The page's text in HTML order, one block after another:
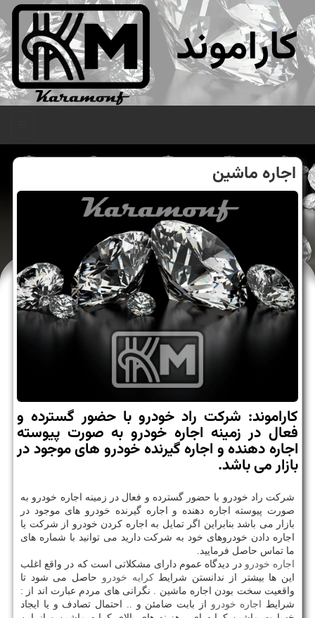
کاراموند
اجاره ماشین
كاراموند: شركت راد خودرو با حضور گسترده و
فعال در زمینه اجاره خودرو به صورت پیوسته
اجاره دهنده و اجاره گیرنده خودرو های موجود در
بازار می باشد.
شرکت راد خودرو با حضور گسترده و فعال در زمینه اجاره خودرو به
صورت پیوسته اجاره دهنده و اجاره گیرنده خودرو های موجود در
بازار می باشد بنابراین اگر تمایل به اجاره کردن خودرو از شرکت یا
اجاره دادن خودروهای خود به شرکت دارید می توانید با شماره های
ما تماس حاصل فرمایید.
اجاره خودرو در دیدگاه عموم دارای مشکلاتی است که در واقع اغلب
این ها بیشتر از ندانستن شرایطکرایه خودرو حاصل می شود تا
واقعیت سخت بودن اجاره ماشین . نگرانی های مردم عبارت اند از :
شرایط
اجاره خودرو از بابت ضامئن و .. احتمال تصادف و یا ایجاد